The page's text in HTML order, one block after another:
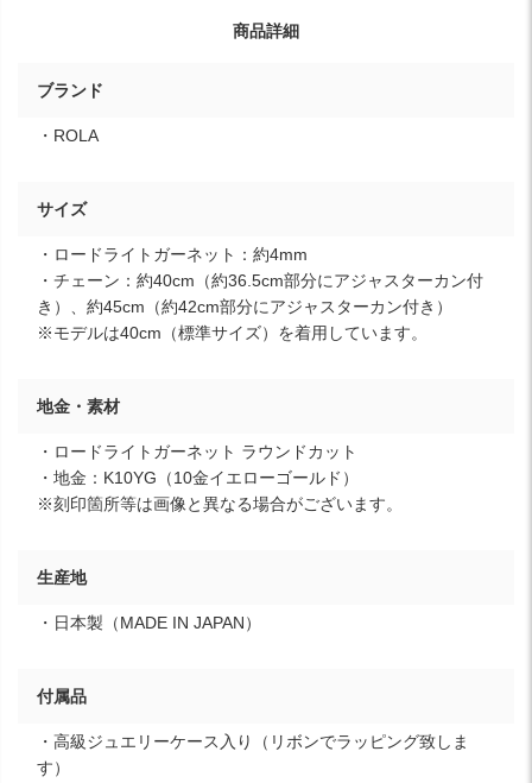
商品詳細
ブランド
・ROLA
サイズ
・ロードライトガーネット：約4mm
・チェーン：約40cm（約36.5cm部分にアジャスターカン付
き）、約45cm（約42cm部分にアジャスターカン付き）
※モデルは40cm（標準サイズ）を着用しています。
地金・素材
・ロードライトガーネット ラウンドカット
・地金：K10YG（10金イエローゴールド）
※刻印箇所等は画像と異なる場合がございます。
生産地
・日本製（MADE IN JAPAN）
付属品
・高級ジュエリーケース入り（リボンでラッピング致しま
す）